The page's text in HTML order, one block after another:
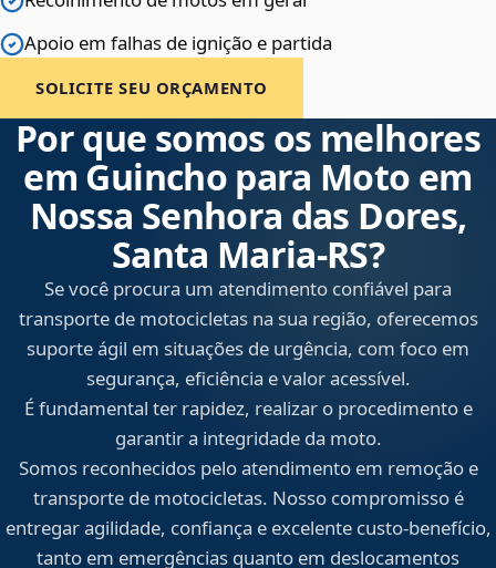
Apoio em falhas de ignição e partida
SOLICITE SEU ORÇAMENTO
Por que somos os melhores
em Guincho para Moto em
Nossa Senhora das Dores,
Santa Maria‑RS?
Se você procura um atendimento confiável para
transporte de motocicletas na sua região, oferecemos
suporte ágil em situações de urgência, com foco em
segurança, eficiência e valor acessível.
É fundamental ter rapidez, realizar o procedimento e
garantir a integridade da moto.
Somos reconhecidos pelo atendimento em remoção e
transporte de motocicletas. Nosso compromisso é
entregar agilidade, confiança e excelente custo-benefício,
tanto em emergências quanto em deslocamentos